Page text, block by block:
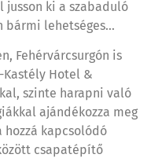
ki a szabaduló
bármi lehetséges…
Fehérvárcsurgón is
Hotel &
szinte harapni való
ajándékozza meg
hozzá kapcsolódó
csapatépítő